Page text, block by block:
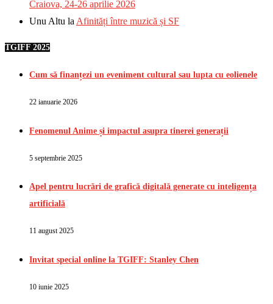
Craiova, 24-26 aprilie 2026
Unu Altu la Afinități între muzică și SF
TGIFF 2025
Cum să finanțezi un eveniment cultural sau lupta cu eolienele
22 ianuarie 2026
Fenomenul Anime și impactul asupra tinerei generații
5 septembrie 2025
Apel pentru lucrări de grafică digitală generate cu inteligența
artificială
11 august 2025
Invitat special online la TGIFF: Stanley Chen
10 iunie 2025